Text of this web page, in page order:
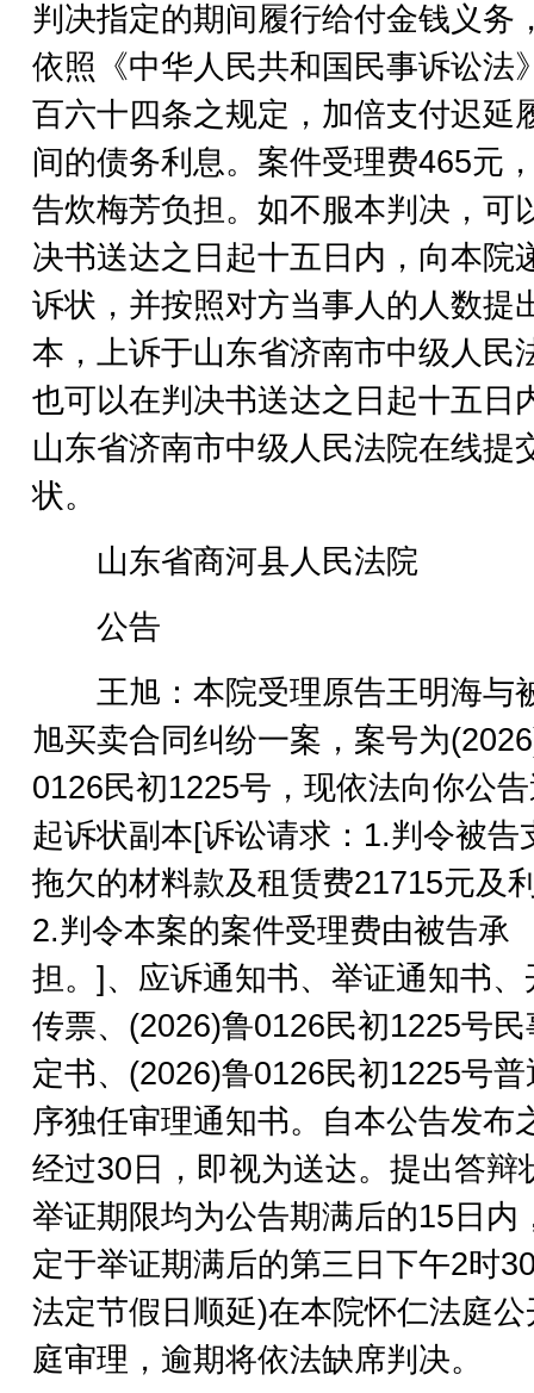
判决指定的期间履行给付金钱义务
依照《中华人民共和国民事诉讼法
百六十四条之规定，加倍支付迟延
间的债务利息。案件受理费465元
告炊梅芳负担。如不服本判决，可
决书送达之日起十五日内，向本院
诉状，并按照对方当事人的人数提
本，上诉于山东省济南市中级人民
也可以在判决书送达之日起十五日
山东省济南市中级人民法院在线提
状。
山东省商河县人民法院
公告
王旭：本院受理原告王明海与
旭买卖合同纠纷一案，案号为
0126民初1225号，现依法向你公
起诉状副本[诉讼请求：1.判令被告
拖欠的材料款及租赁费21715元及
2.判令本案的案件受理费由被告承
担。]、应诉通知书、举证通知书、
传票、(2026)鲁0126民初1225号民
定书、(2026)鲁0126民初1225号普
序独任审理通知书。自本公告发布
经过30日，即视为送达。提出答辩
举证期限均为公告期满后的15日内
定于举证期满后的第三日下午2时
法定节假日顺延)在本院怀仁法庭公
庭审理，逾期将依法缺席判决。